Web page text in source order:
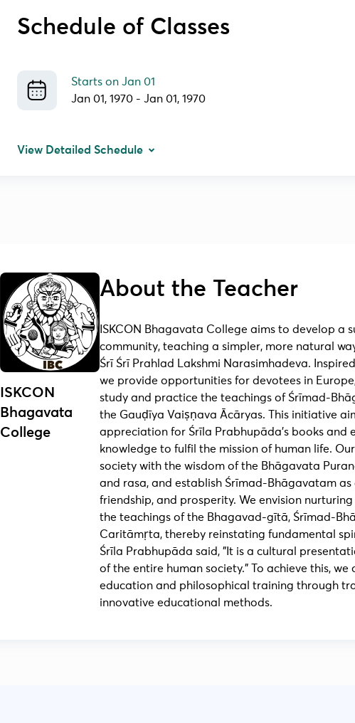
Schedule of Classes
Starts on Jan 01
Jan 01, 1970 - Jan 01, 1970
View Detailed Schedule
ISKCON
Bhagavata
College
About the Teacher
ISKCON Bhagavata College aims to develop a
community, teaching a simpler, more natural
Śrī Śrī Prahlad Lakshmi Narasimhadeva.
we provide opportunities for devotees in
study and practice the teachings of Śrīmad-
the Gauḍīya Vaiṣṇava Ācāryas. This initiative
appreciation for Śrīla Prabhupāda’s books and
knowledge to fulfil the mission of human life.
society with the wisdom of the Bhāgavata
and rasa, and establish Śrīmad-Bhāgavatam
friendship, and prosperity. We envision
the teachings of the Bhagavad-gītā, Śrīmad-
Caritāmṛta, thereby reinstating fundamental
Śrīla Prabhupāda said, "It is a cultural
of the entire human society." To achieve this,
education and philosophical training through
innovative educational methods.